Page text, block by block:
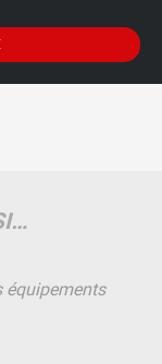
équipements